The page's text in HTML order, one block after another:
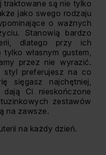
traktowane są nie tylko
jako swego rodzaju
o ważnych
Stanowią bardzo
dlatego przy ich
własnym gustem,
przez nie wyrazić.
styl preferujesz na co
sięgasz najchętniej,
Ci nieskończone
zestawów
na zawsze.
na każdy dzień.